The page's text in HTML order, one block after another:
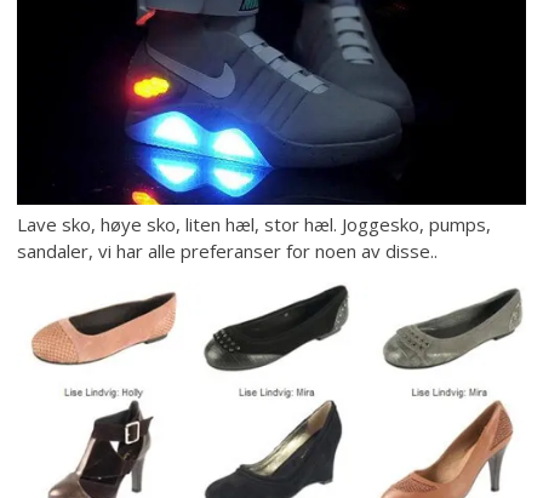
Lave sko, høye sko, liten hæl, stor hæl. Joggesko, pumps,
sandaler, vi har alle preferanser for noen av disse..